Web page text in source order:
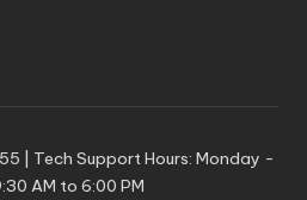
| Tech Support Hours: Monday -
AM to 6:00 PM